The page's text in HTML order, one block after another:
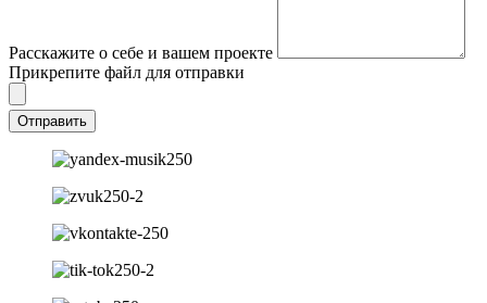
Расскажите о себе и вашем проекте
Прикрепите файл для отправки
Отправить